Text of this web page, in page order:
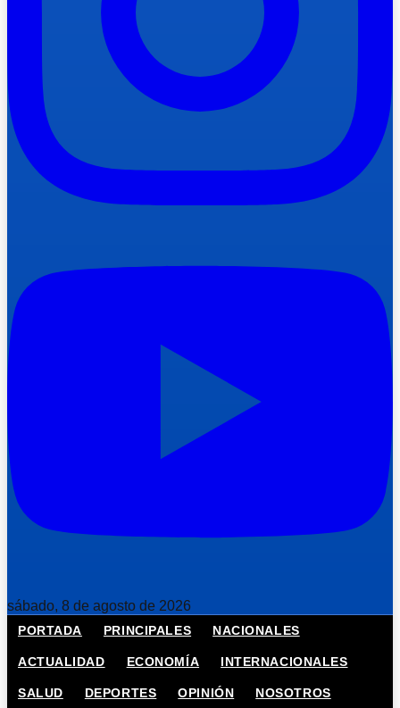
sábado, 8 de agosto de 2026
PORTADA PRINCIPALES NACIONALES
ACTUALIDAD ECONOMÍA INTERNACIONALES
SALUD DEPORTES OPINIÓN NOSOTROS